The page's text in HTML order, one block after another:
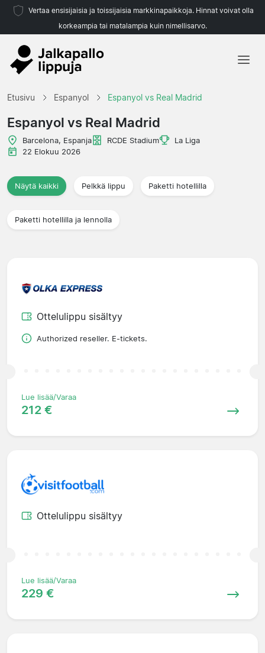
Vertaa ensisijaisia ja toissijaisia markkinapaikkoja. Hinnat voivat olla
korkeampia tai matalampia kuin nimellisarvo.
Etusivu Espanyol Espanyol vs Real Madrid
Espanyol vs Real Madrid
Barcelona, Espanja RCDE Stadium
La Liga
22 Elokuu 2026
Näytä kaikki Pelkkä lippu Paketti hotellilla
Paketti hotellilla ja lennolla
Ottelulippu sisältyy
Authorized reseller. E-tickets.
Lue lisää/Varaa
212 €
Ottelulippu sisältyy
Lue lisää/Varaa
229 €